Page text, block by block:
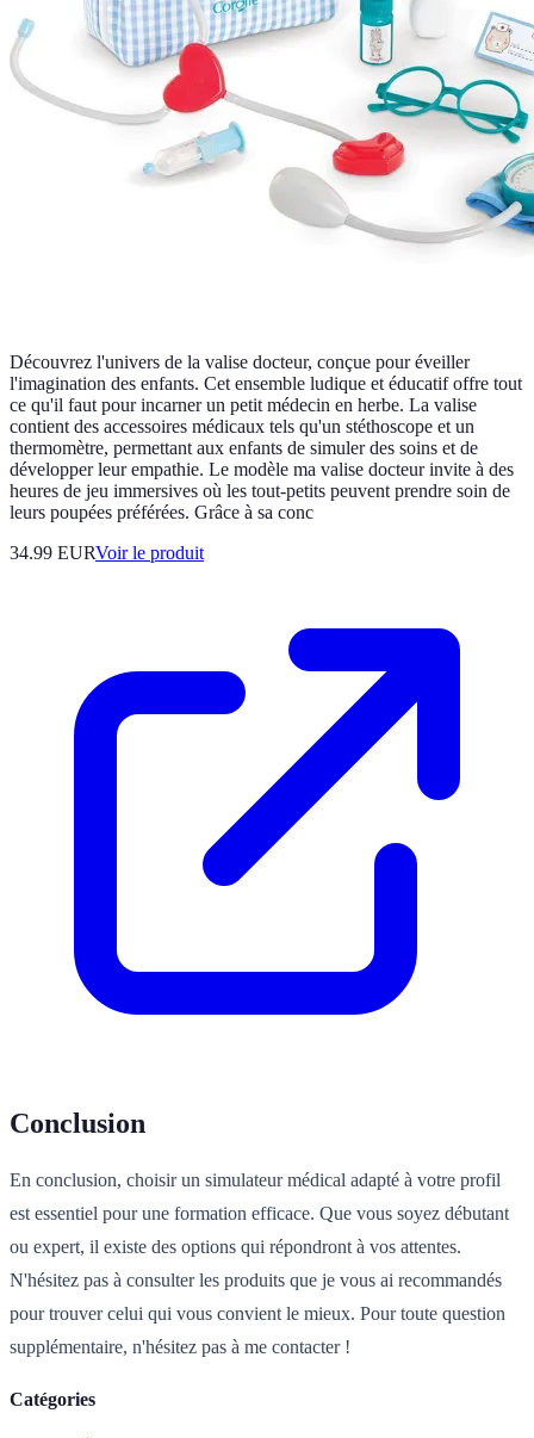
Découvrez l'univers de la valise docteur, conçue pour éveiller
l'imagination des enfants. Cet ensemble ludique et éducatif offre tout
ce qu'il faut pour incarner un petit médecin en herbe. La valise
contient des accessoires médicaux tels qu'un stéthoscope et un
thermomètre, permettant aux enfants de simuler des soins et de
développer leur empathie. Le modèle ma valise docteur invite à des
heures de jeu immersives où les tout-petits peuvent prendre soin de
leurs poupées préférées. Grâce à sa conc
34.99 EURVoir le produit
Conclusion
En conclusion, choisir un simulateur médical adapté à votre profil
est essentiel pour une formation efficace. Que vous soyez débutant
ou expert, il existe des options qui répondront à vos attentes.
N'hésitez pas à consulter les produits que je vous ai recommandés
pour trouver celui qui vous convient le mieux. Pour toute question
supplémentaire, n'hésitez pas à me contacter !
Catégories